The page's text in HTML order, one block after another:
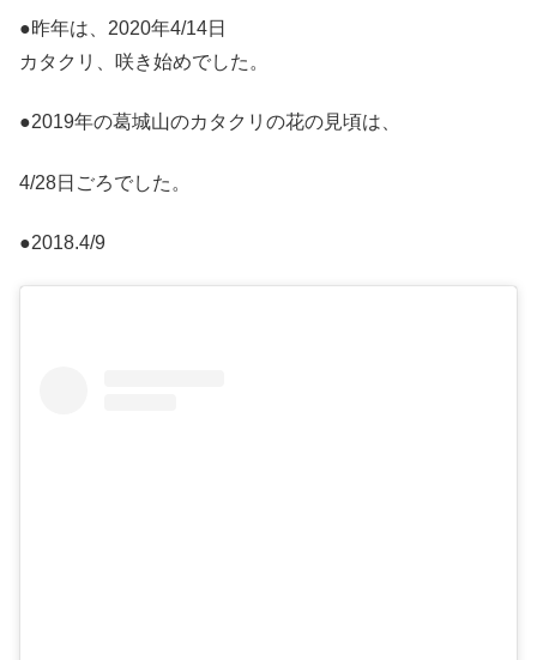
●昨年は、2020年4/14日
カタクリ、咲き始めでした。
●2019年の葛城山のカタクリの花の見頃は、
4/28日ごろでした。
●2018.4/9